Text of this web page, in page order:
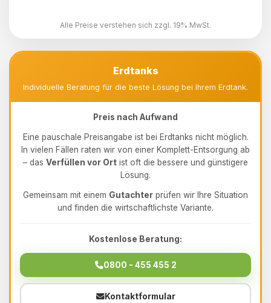
Alle Preise verstehen sich zzgl. 19% MwSt.
Erdtanks
Individuelle Beratung für die beste Lösung bei Ihrem Erdtank.
Preis nach Aufwand
Eine pauschale Preisangabe ist bei Erdtanks nicht möglich.
In vielen Fällen raten wir von einer Komplett-Entsorgung ab
– das Verfüllen vor Ort ist oft die bessere und günstigere
Lösung.
Gemeinsam mit einem Gutachter prüfen wir Ihre Situation
und finden die wirtschaftlichste Variante.
Kostenlose Beratung:
0800 - 455 455 2
Kontaktformular